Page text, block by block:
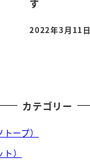
す
投稿日
2022年3月11日
カテゴリー
ープ）
）